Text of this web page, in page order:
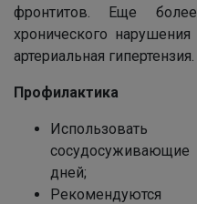
фронтитов. Еще
хронического
артериальная гипертензия.
Профилактика
дней;
Рекомендуются